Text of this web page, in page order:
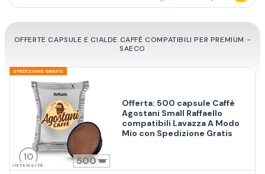
OFFERTE CAPSULE E CIALDE CAFFÈ COMPATIBILI PER PREMIUM -
SAECO
SPEDIZIONE GRATIS
10
INTENSITÀ 500
Offerta: 500 capsule Caffè
Agostani Small Raffaello
compatibili Lavazza A Modo
Mio con Spedizione Gratis